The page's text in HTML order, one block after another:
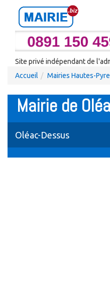
Site privé indépendant de
Accueil
Mairies Hautes-
Mairie de
Oléac-Dessus